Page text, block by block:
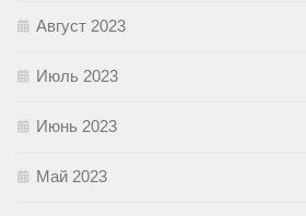
Август 2023
Июль 2023
Июнь 2023
Май 2023